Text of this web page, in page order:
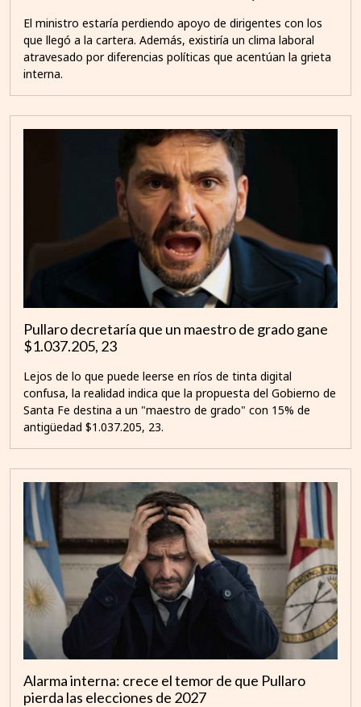
El ministro estaría perdiendo apoyo de dirigentes con los
que llegó a la cartera. Además, existiría un clima laboral
atravesado por diferencias políticas que acentúan la grieta
interna.
Pullaro decretaría que un maestro de grado gane
$1.037.205, 23
Lejos de lo que puede leerse en ríos de tinta digital
confusa, la realidad indica que la propuesta del Gobierno de
Santa Fe destina a un "maestro de grado" con 15% de
antigüedad $1.037.205, 23.
Alarma interna: crece el temor de que Pullaro
pierda las elecciones de 2027